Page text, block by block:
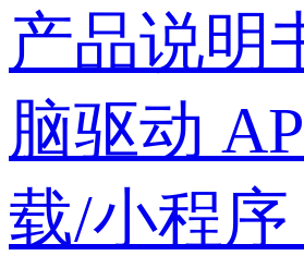
产品说明
脑驱动
载/小程序